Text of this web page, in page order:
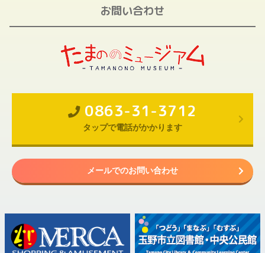
お問い合わせ
0863-31-3712
タップで電話がかかります
メールでのお問い合わせ